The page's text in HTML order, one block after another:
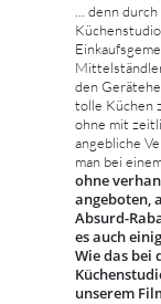
... denn
den
tolle Küchen
ohne mit
angebliche
man bei
ohne
angeboten,
Absurd-
es auch
Wie das bei
unserem